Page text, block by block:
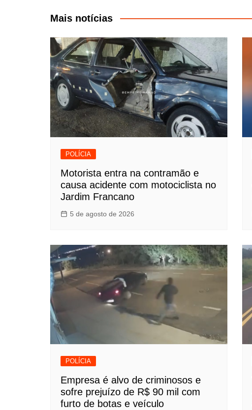
Post
Mais notícias
POLÍCIA
Motorista entra na contramão e
causa acidente com motociclista no
Jardim Francano
5 de agosto de 2026
POLÍCIA
Empresa é alvo de criminosos e
sofre prejuízo de R$ 90 mil com
furto de botas e veículo